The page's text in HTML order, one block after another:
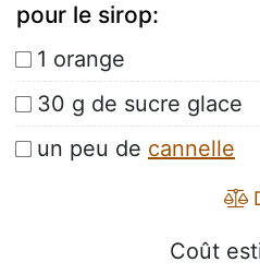
pour le sirop:
1 orange
30 g de sucre glace
un peu de cannelle
Coût